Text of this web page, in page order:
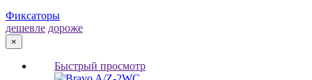
Фиксаторы
дешевле дороже
×
Быстрый просмотр